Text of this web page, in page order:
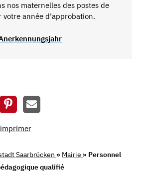
nos maternelles des postes de
votre année d’approbation.
Saarbrücken » Mairie » Personnel
qualifié